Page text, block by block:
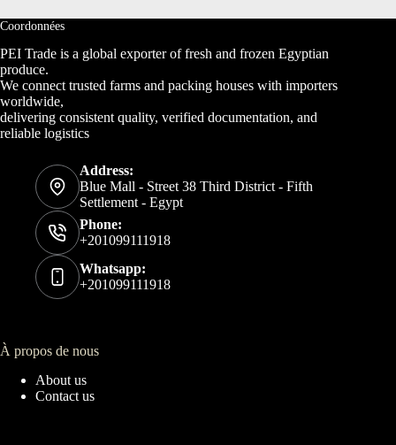
Coordonnées
PEI Trade is a global exporter of fresh and frozen Egyptian
produce.
We connect trusted farms and packing houses with importers
worldwide,
delivering consistent quality, verified documentation, and
reliable logistics
Address:
Blue Mall - Street 38 Third District - Fifth
Settlement - Egypt
Phone:
+201099111918
Whatsapp:
+201099111918
À propos de nous
About us
Contact us